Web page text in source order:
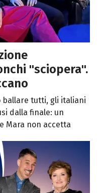
"sciopera".
ballare tutti, gli italiani
dalla finale: un
Mara non accetta